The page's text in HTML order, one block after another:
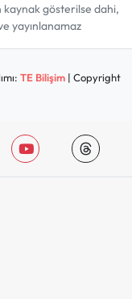
kaynak gösterilse dahi,
yayınlanamaz
TE Bilişim| Copyright